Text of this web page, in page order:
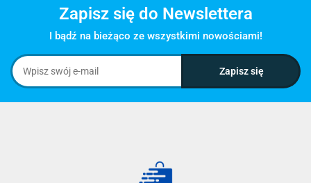
Zapisz się do Newslettera
I bądź na bieżąco ze wszystkimi nowościami!